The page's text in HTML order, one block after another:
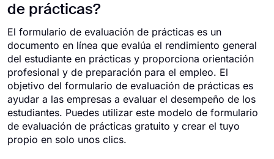
de prácticas?
El formulario de evaluación de prácticas es un
documento en línea que evalúa el rendimiento general
del estudiante en prácticas y proporciona orientación
profesional y de preparación para el empleo. El
objetivo del formulario de evaluación de prácticas es
ayudar a las empresas a evaluar el desempeño de los
estudiantes. Puedes utilizar este modelo de formulario
de evaluación de prácticas gratuito y crear el tuyo
propio en solo unos clics.